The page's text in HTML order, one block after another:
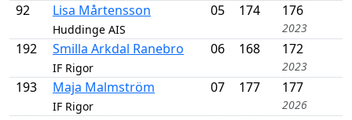
92 Lisa Mårtensson
Huddinge AIS
05 174 176
2023
192 Smilla Arkdal Ranebro
IF Rigor
06 168 172
2023
193 Maja Malmström
IF Rigor
07 177 177
2026